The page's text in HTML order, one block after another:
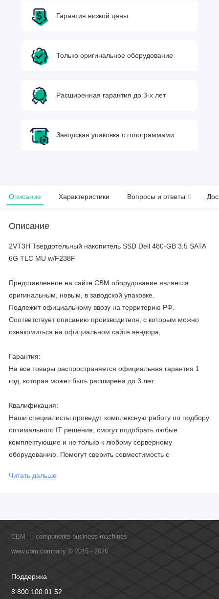
Гарантия низкой цены
Только оригинальное оборудование
Расширенная гарантия до 3-х лет
Заводская упаковка с голограммами
Описание Характеристики Вопросы и ответы 0
Описание
2VT3H Твердотельный накопитель SSD Dell 480-GB 3.5 SATA
6G TLC MU w/F238F
Представленное на сайте CBM оборудование является
оригинальным, новым, в заводской упаковке.
Подлежит официальному ввозу на территорию РФ.
Соответствует описанию производителя, с которым можно
ознакомиться на официальном сайте вендора.
Гарантия:
На все товары распространяется официальная гарантия 1
год, которая может быть расширена до 3 лет.
Квалификация:
Наши специалисты проведут комплексную работу по подбору
оптимального IT решения, смогут подобрать любые
комплектующие и не только к любому серверному
оборудованию. Помогут сверить совместимость с
официальными производителями и проводим регулярное
Читать дальше
CBM — components business machines
www.cbm.company © 2015 - 2026
Поддержка
8 800 100 01 52